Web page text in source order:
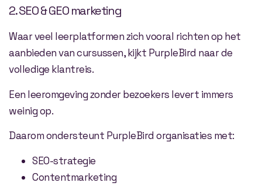
2. SEO & GEO marketing
Waar veel leerplatformen zich vooral richten op het
aanbieden van cursussen, kijkt PurpleBird naar de
volledige klantreis.
Een leeromgeving zonder bezoekers levert immers
weinig op.
Daarom ondersteunt PurpleBird organisaties met:
SEO-strategie
Contentmarketing